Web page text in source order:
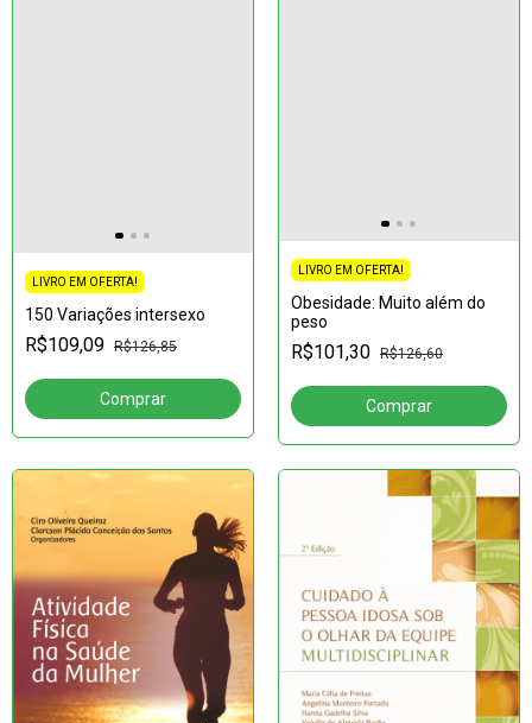
LIVRO EM OFERTA!
150 Variações intersexo
R$109,09 R$126,85
LIVRO EM OFERTA!
Obesidade: Muito além do
peso
R$101,30 R$126,60